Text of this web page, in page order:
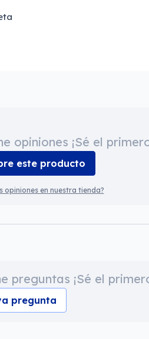
opiniones ¡Sé el
este producto
opiniones en nuestra tienda?
preguntas ¡Sé el
pregunta